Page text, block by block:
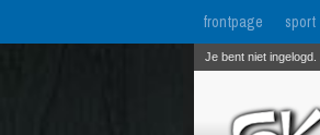
frontpage sport
Je bent niet ingelogd.